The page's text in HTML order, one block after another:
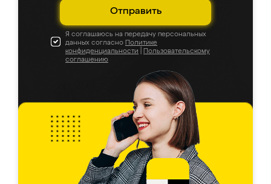
Отправить
Я соглашаюсь на передачу персональных
данных согласно Политике
конфиденциальности
Пользовательскому
соглашению